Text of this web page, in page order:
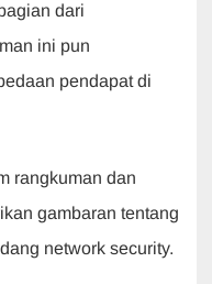
dari
ini pun
pendapat di
rangkuman dan
gambaran tentang
network security.